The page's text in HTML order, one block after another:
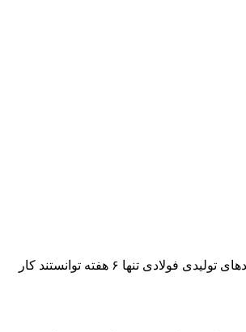
در تابستان واحدهای تولیدی فولادی تنها ۶ هفته توانستند کار